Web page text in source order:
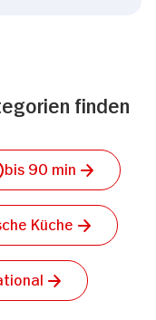
finden
bis 90 min
Küche